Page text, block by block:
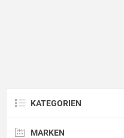
KATEGORIEN
MARKEN